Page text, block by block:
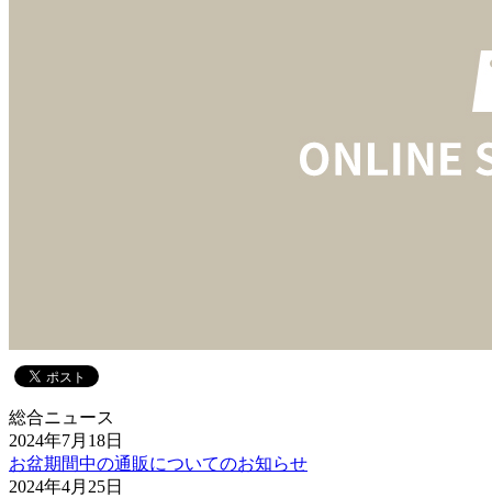
総合ニュース
2024年7月18日
お盆期間中の通販についてのお知らせ
2024年4月25日